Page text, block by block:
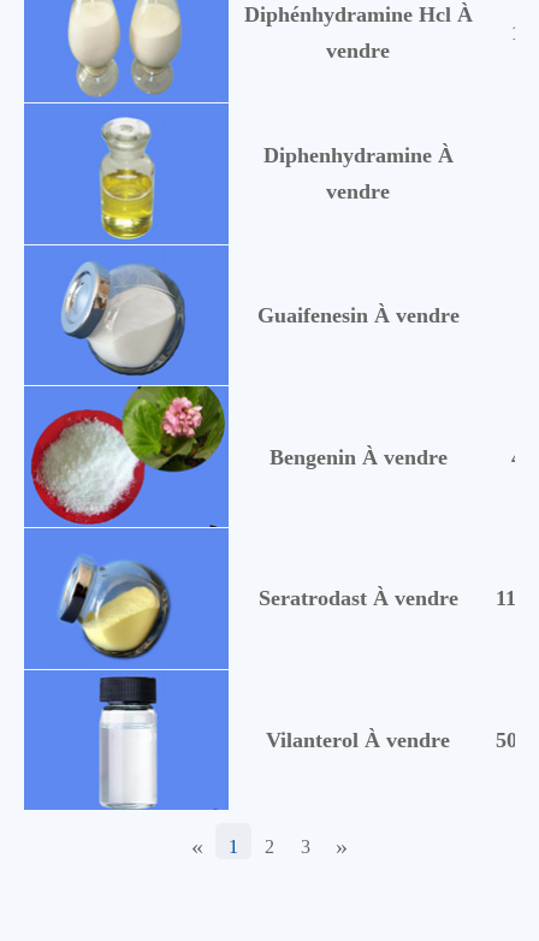
Diphénhydramine Hcl À
vendre
Diphenhydramine À
vendre
Guaifenesin À vendre
Bengenin À vendre
Seratrodast À vendre
Vilanterol À vendre
« 1 2 3 »